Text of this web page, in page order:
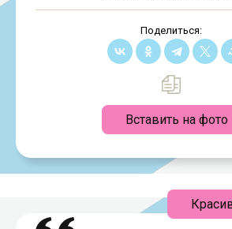
Поделиться:
Вставить на фото